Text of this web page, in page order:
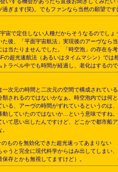
ぎます(笑)。でもファンなら当然の願望です(
宙で定住しない人種だからそうなるのでし
後、「平面宇宙航法」実現後のアーヴなら
は当たりませんでした。「時空泡」の存在を
の超光速航法（あるいはタイムマシン）では
トラベル中でも時間が経過し、老化はするの
一次元の時間と二次元の空間で構成されてい
類されるのではないかなぁ。時空泡内では何
いる、アーヴの時間がずれているというのは
動していたのではないか…という意味ですね
いて思い出したんですけど、どこかで都市船
のものを無効化できた超光速ってあまりない
ゃうと完全に現代科学からはみ出してしまい
保存とかも無視してますけど）。